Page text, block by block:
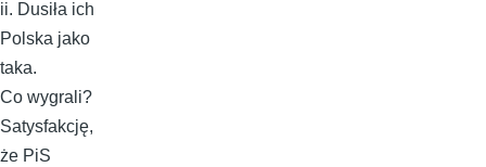
ii. Dusiła ich
Polska jako
taka.
Co wygrali?
Satysfakcję,
że PiS